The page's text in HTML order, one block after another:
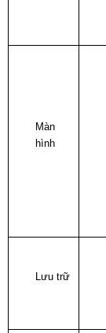
Màn
hình
Lưu trữ